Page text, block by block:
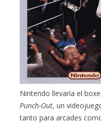
Nintendo llevaría el
Punch-Out, un
tanto para arcades